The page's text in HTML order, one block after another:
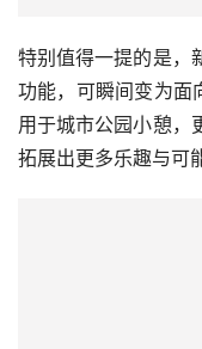
特别值得一提的是，
功能，可瞬间变为面
用于城市公园小憩，
拓展出更多乐趣与可